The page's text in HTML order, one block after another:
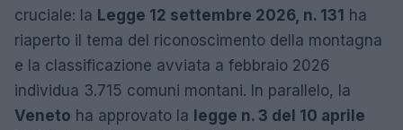
cruciale: la Legge 12 settembre 2026, n. 131 ha
riaperto il tema del riconoscimento della montagna
e la classificazione avviata a febbraio 2026
individua 3.715 comuni montani. In parallelo, la
Veneto ha approvato la legge n. 3 del 10 aprile